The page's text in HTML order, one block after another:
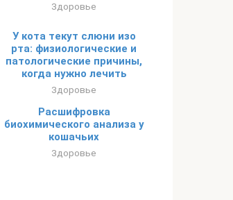
Здоровье
У кота текут слюни изо
рта: физиологические и
патологические причины,
когда нужно лечить
Здоровье
Расшифровка
биохимического анализа у
кошачьих
Здоровье